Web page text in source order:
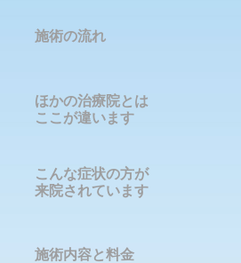
施術の流れ
ほかの治療院とは
ここが違います
こんな症状の方が
来院されています
施術内容と料金